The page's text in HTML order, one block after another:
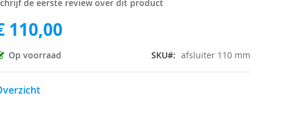
de eerste review over dit product
110,00
Op voorraad SKU afsluiter 110 mm